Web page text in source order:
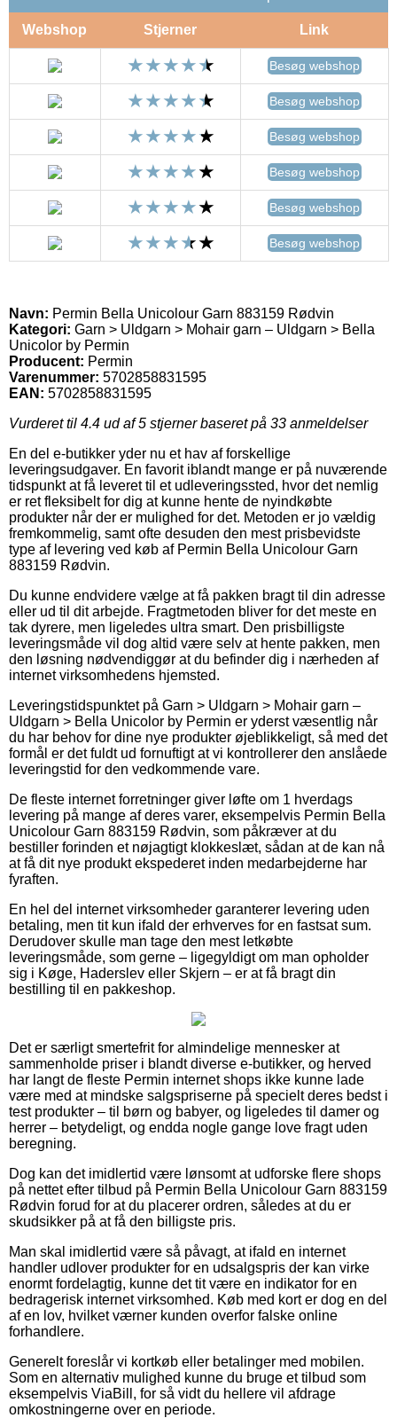
Webshop Stjerner Link
Besøg webshop
Besøg webshop
Besøg webshop
Besøg webshop
Besøg webshop
Besøg webshop
Navn: Permin Bella Unicolour Garn 883159 Rødvin
Kategori: Garn > Uldgarn > Mohair garn – Uldgarn > Bella
Unicolor by Permin
Producent: Permin
Varenummer: 5702858831595
EAN: 5702858831595
Vurderet til 4.4 ud af 5 stjerner baseret på 33 anmeldelser
En del e-butikker yder nu et hav af forskellige
leveringsudgaver. En favorit iblandt mange er på nuværende
tidspunkt at få leveret til et udleveringssted, hvor det nemlig
er ret fleksibelt for dig at kunne hente de nyindkøbte
produkter når der er mulighed for det. Metoden er jo vældig
fremkommelig, samt ofte desuden den mest prisbevidste
type af levering ved køb af Permin Bella Unicolour Garn
883159 Rødvin.
Du kunne endvidere vælge at få pakken bragt til din adresse
eller ud til dit arbejde. Fragtmetoden bliver for det meste en
tak dyrere, men ligeledes ultra smart. Den prisbilligste
leveringsmåde vil dog altid være selv at hente pakken, men
den løsning nødvendiggør at du befinder dig i nærheden af
internet virksomhedens hjemsted.
Leveringstidspunktet på Garn > Uldgarn > Mohair garn –
Uldgarn > Bella Unicolor by Permin er yderst væsentlig når
du har behov for dine nye produkter øjeblikkeligt, så med det
formål er det fuldt ud fornuftigt at vi kontrollerer den anslåede
leveringstid for den vedkommende vare.
De fleste internet forretninger giver løfte om 1 hverdags
levering på mange af deres varer, eksempelvis Permin Bella
Unicolour Garn 883159 Rødvin, som påkræver at du
bestiller forinden et nøjagtigt klokkeslæt, sådan at de kan nå
at få dit nye produkt ekspederet inden medarbejderne har
fyraften.
En hel del internet virksomheder garanterer levering uden
betaling, men tit kun ifald der erhverves for en fastsat sum.
Derudover skulle man tage den mest letkøbte
leveringsmåde, som gerne – ligegyldigt om man opholder
sig i Køge, Haderslev eller Skjern – er at få bragt din
bestilling til en pakkeshop.
Det er særligt smertefrit for almindelige mennesker at
sammenholde priser i blandt diverse e-butikker, og herved
har langt de fleste Permin internet shops ikke kunne lade
være med at mindske salgspriserne på specielt deres bedst i
test produkter – til børn og babyer, og ligeledes til damer og
herrer – betydeligt, og endda nogle gange love fragt uden
beregning.
Dog kan det imidlertid være lønsomt at udforske flere shops
på nettet efter tilbud på Permin Bella Unicolour Garn 883159
Rødvin forud for at du placerer ordren, således at du er
skudsikker på at få den billigste pris.
Man skal imidlertid være så påvagt, at ifald en internet
handler udlover produkter for en udsalgspris der kan virke
enormt fordelagtig, kunne det tit være en indikator for en
bedragerisk internet virksomhed. Køb med kort er dog en del
af en lov, hvilket værner kunden overfor falske online
forhandlere.
Generelt foreslår vi kortkøb eller betalinger med mobilen.
Som en alternativ mulighed kunne du bruge et tilbud som
eksempelvis ViaBill, for så vidt du hellere vil afdrage
omkostningerne over en periode.